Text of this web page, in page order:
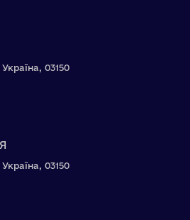
03150
03150